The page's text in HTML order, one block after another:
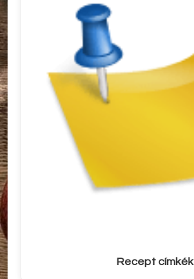
Recept címkék